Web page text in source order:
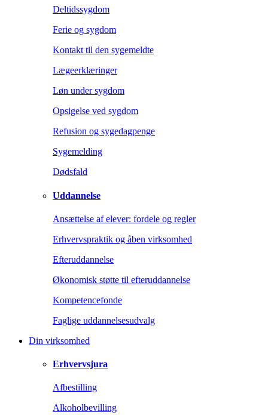
Deltidssygdom
Ferie og sygdom
Kontakt til den sygemeldte
Lægeerklæringer
Løn under sygdom
Opsigelse ved sygdom
Refusion og sygedagpenge
Sygemelding
Dødsfald
Uddannelse
Ansættelse af elever: fordele og regler
Erhvervspraktik og åben virksomhed
Efteruddannelse
Økonomisk støtte til efteruddannelse
Kompetencefonde
Faglige uddannelsesudvalg
Din virksomhed
Erhvervsjura
Afbestilling
Alkoholbevilling